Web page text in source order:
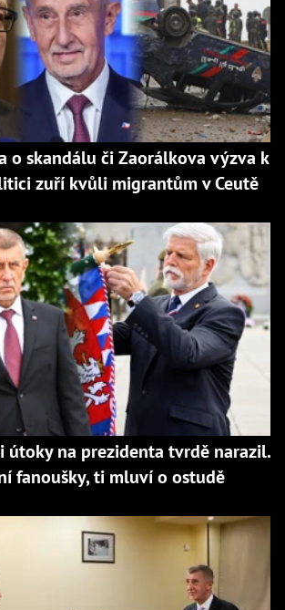
o skandálu či Zaorálkova výzva k
zuří kvůli migrantům v Ceutě
útoky na prezidenta tvrdě narazil.
fanoušky, ti mluví o ostudě